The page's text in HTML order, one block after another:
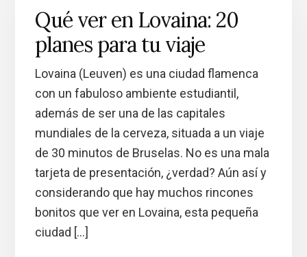
Qué ver en Lovaina: 20
planes para tu viaje
Lovaina (Leuven) es una ciudad flamenca
con un fabuloso ambiente estudiantil,
además de ser una de las capitales
mundiales de la cerveza, situada a un viaje
de 30 minutos de Bruselas. No es una mala
tarjeta de presentación, ¿verdad? Aún así y
considerando que hay muchos rincones
bonitos que ver en Lovaina, esta pequeña
ciudad […]